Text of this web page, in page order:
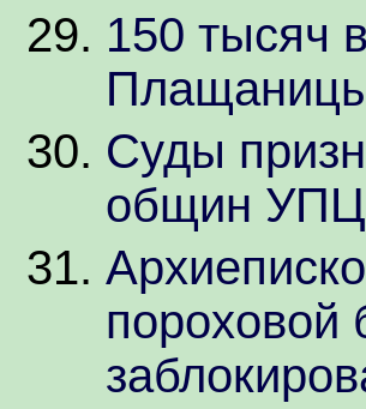
150 тысяч
Суды
общин УПЦ
пороховой